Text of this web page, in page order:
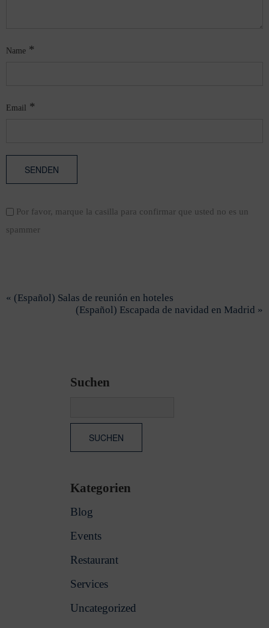
Name *
Email *
Por favor, marque la casilla para confirmar que usted no es un
spammer
« (Español) Salas de reunión en hoteles
(Español) Escapada de navidad en Madrid »
Suchen
Kategorien
Blog
Events
Restaurant
Services
Uncategorized